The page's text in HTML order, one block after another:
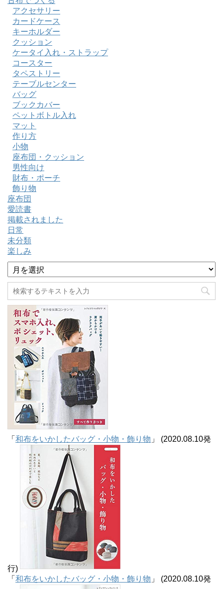
アクセサリー
カードケース
キーホルダー
クッション
ケータイ入れ・ストラップ
コースター
タペストリー
テーブルセンター
バッグ
ブックカバー
ペットボトル入れ
マット
作り方
小物
座布団・クッション
男性向け
財布・ポーチ
飾り物
座布団
愛読書
掲載されました
日常
未分類
楽しみ
ア
ー
カ
イ
ブ
「 和布をいかしたバッグ・小物・飾り物 」 (2020.08.10発
行)
「 和布をいかしたバッグ・小物・飾り物 」 (2020.08.10発